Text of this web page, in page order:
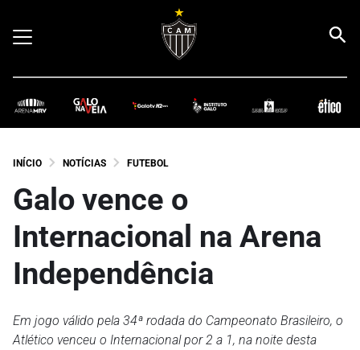
INÍCIO NOTÍCIAS FUTEBOL
Galo vence o
Internacional na Arena
Independência
Em jogo válido pela 34ª rodada do Campeonato Brasileiro, o
Atlético venceu o Internacional por 2 a 1, na noite desta